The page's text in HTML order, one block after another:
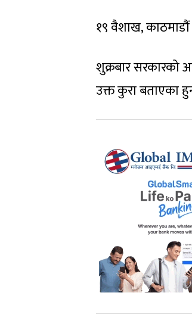
१९ वैशाख, काठमाडौं
शुक्रबार सरकारको
उक्त कुरा बताएका